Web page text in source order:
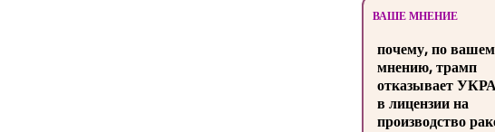
ВАШЕ МНЕНИЕ
почему, по
мнению, трамп
отказывает
в лицензии на
производство